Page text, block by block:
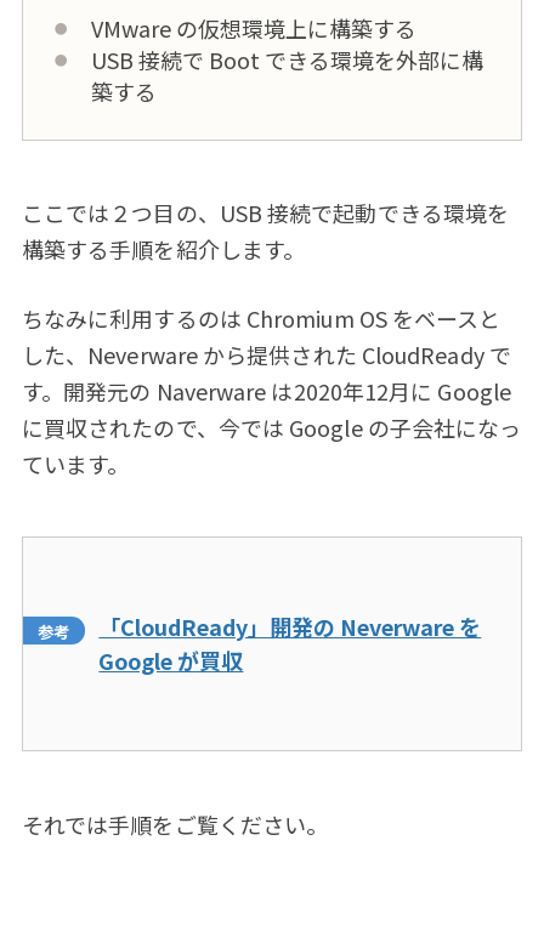
VMware の仮想環境上に構築する
USB 接続で Boot できる環境を外部に構
築する
ここでは２つ目の、USB 接続で起動できる環境を
構築する手順を紹介します。
ちなみに利用するのは Chromium OS をベースと
した、Neverware から提供された CloudReady で
す。開発元の Naverware は2020年12月に Google
に買収されたので、今では Google の子会社になっ
ています。
「CloudReady」開発の Neverware を
Google が買収
それでは手順をご覧ください。